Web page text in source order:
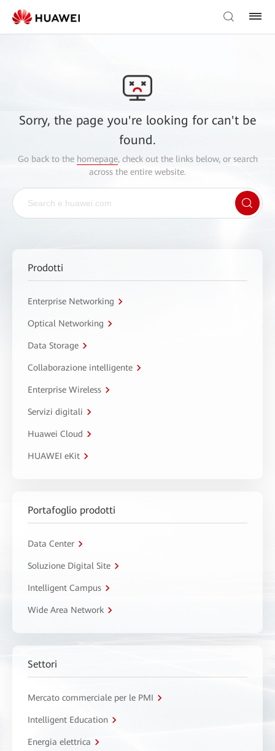
Sorry, the page you're looking for can't be
found.
Go back to the homepage, check out the links below, or search
across the entire website.
Prodotti
Enterprise Networking
Optical Networking
Data Storage
Collaborazione intelligente
Enterprise Wireless
Servizi digitali
Huawei Cloud
HUAWEI eKit
Portafoglio prodotti
Data Center
Soluzione Digital Site
Intelligent Campus
Wide Area Network
Settori
Mercato commerciale per le PMI
Intelligent Education
Energia elettrica